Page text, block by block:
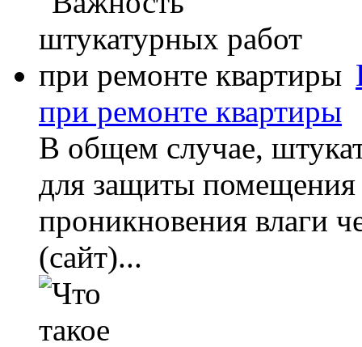
при ремонте квартиры
В общем случае,
для защиты помещения
проникновения влаги
(сайт)...